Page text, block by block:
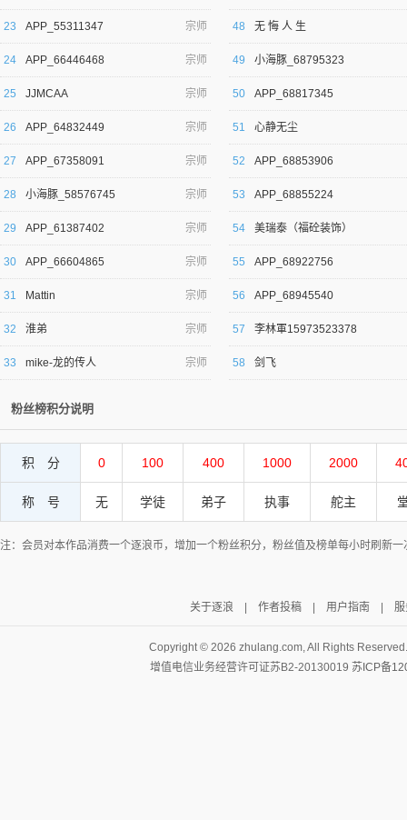
23 APP_55311347 宗师
24 APP_66446468 宗师
25 JJMCAA 宗师
26 APP_64832449 宗师
27 APP_67358091 宗师
28 小海豚_58576745 宗师
29 APP_61387402 宗师
30 APP_66604865 宗师
31 Mattin 宗师
32 淮弟 宗师
33 mike-龙的传人 宗师
48 无 悔 人 生
49 小海豚_68795323
50 APP_68817345
51 心静无尘
52 APP_68853906
53 APP_68855224
54 美瑞泰（福砼装饰）
55 APP_68922756
56 APP_68945540
57 李林軍15973523378
58 剑飞
粉丝榜积分说明
积 分 0 100 400 1000 2000
称 号 无 学徒 弟子 执事 舵主
注：会员对本作品消费一个逐浪币，增加一个粉丝积分，粉丝值及榜单每小时刷新一
关于逐浪 作者投稿| 用户指南 服
Copyright © 2026 zhulang.com, All Rights
增值电信业务经营许可证苏B2-20130019 苏ICP备